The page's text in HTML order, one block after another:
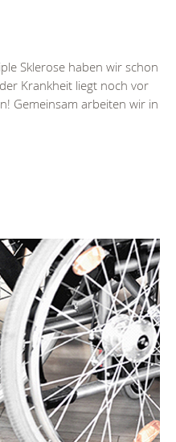
Sklerose haben wir schon
Krankheit liegt noch vor
Gemeinsam arbeiten wir in